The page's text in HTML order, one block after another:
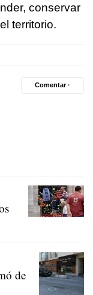
conservar
territorio.
Comentar ·
de